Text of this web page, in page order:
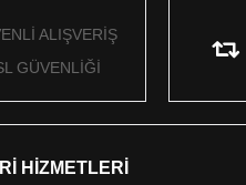
ALIŞVERİŞ
GÜVENLİĞİ
HİZMETLERİ